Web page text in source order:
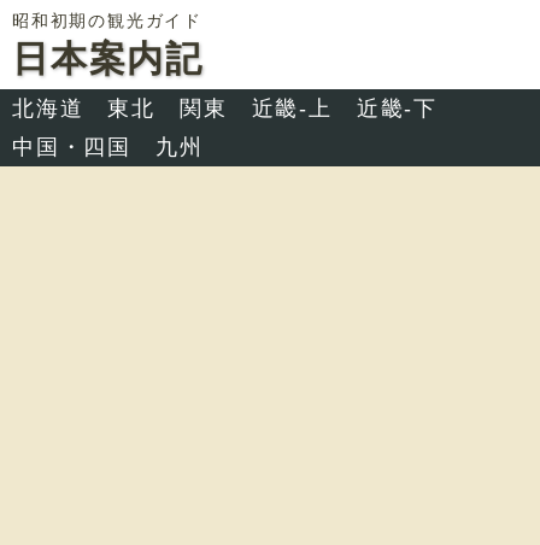
昭和初期の観光ガイド
日本案内記
北海道 東北 関東 近畿-上
近畿-下
中国・四国
九州